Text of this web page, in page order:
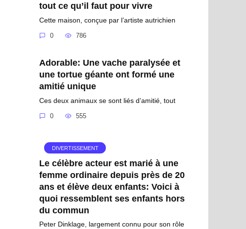
tout ce qu’il faut pour vivre
Cette maison, conçue par l’artiste autrichien
0 786
Adorable: Une vache paralysée et
une tortue géante ont formé une
amitié unique
Ces deux animaux se sont liés d’amitié, tout
0 555
DIVERTISSEMENT
Le célèbre acteur est marié à une
femme ordinaire depuis près de 20
ans et élève deux enfants: Voici à
quoi ressemblent ses enfants hors
du commun
Peter Dinklage, largement connu pour son rôle